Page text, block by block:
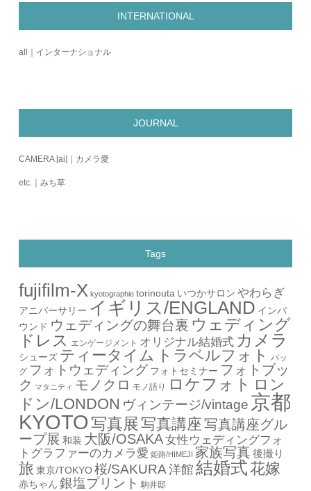
INTERNATIONAL
all｜インターナショナル
JOURNAL
CAMERA [ai]｜カメラ愛
etc.｜みち草
Tags
fujifilm-X kyotographie torinouta いつかサロン やわらぎ
アニバーサリー イギリス/ENGLAND インバ
ウンド ウェディングの舞台裏 ウェディング
ドレス エンゲージメント オリジナル結婚式 カメラ
シューズ ティータイム トラベルフォト
バッ
グ フォトウェディング フォトセミナー フォトブッ
ク マタニティ モノクロ モノ語り ロケフォト ロン
ドン/LONDON ヴィンテージ/vintage 京都
KYOTO 写真展 写真講座写真講座グル
ープ展 和装 大阪/OSAKA女性ウェディングフォ
トグラファーのカメラ愛 姫路/HIMEJI 家族写真 後撮り
旅 東京/TOKYO 桜/SAKURA 洋館 結婚式花嫁
赤ちゃん 銀塩プリント 駒井邸